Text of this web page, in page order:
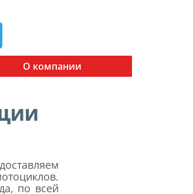
О компании
по всей